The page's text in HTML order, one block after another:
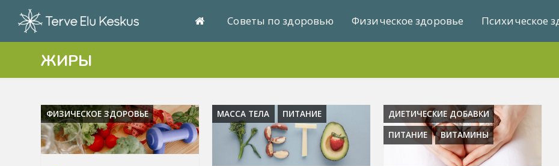
Советы по здоровью Физическое здоровье Психическое
ЖИРЫ
ФИЗИЧЕСКОЕ ЗДОРОВЬЕ МАССА ТЕЛА ПИТАНИЕ
ДИЕТИЧЕСКИЕ ДОБАВКИ
ПИТАНИЕ
ВИТАМИНЫ